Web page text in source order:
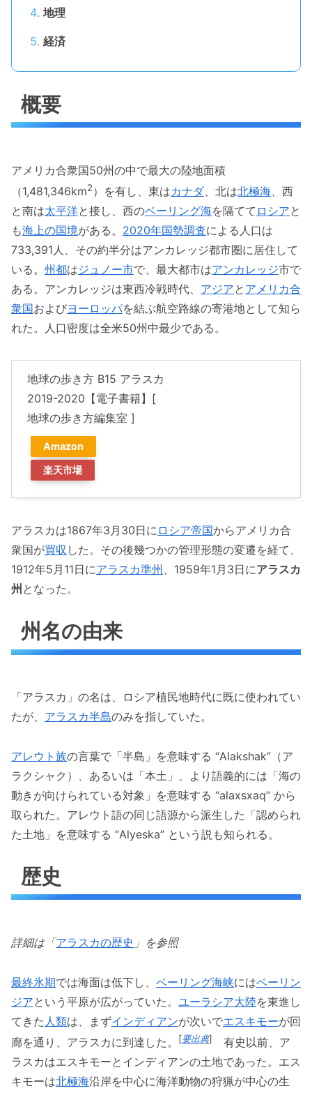
地理
経済
概要
アメリカ合衆国50州の中で最大の陸地面積
（1,481,346km2）を有し、東はカナダ、北は北極海、西
と南は太平洋と接し、西のベーリング海を隔てて ロシアと
も海上の国境がある。 2020年国勢調査による人口は
733,391人、その約半分はアンカレッジ都市圏に居住して
いる。 州都はジュノー市で、最大都市はアンカレッジ市で
ある。アンカレッジは東西冷戦時代、 アジアと アメリカ合
衆国およびヨーロッパを結ぶ航空路線の寄港地として知ら
れた。人口密度は全米50州中最少である。
地球の歩き方 B15 アラスカ
2019-2020【電子書籍】[
地球の歩き方編集室 ]
Amazon
楽天市場
アラスカは1867年3月30日に ロシア帝国からアメリカ合
衆国が買収 した。その後幾つかの管理形態の変遷を経て、
1912年5月11日にアラスカ準州 、1959年1月3日にアラスカ
州 となった。
州名の由来
「アラスカ」の名は、ロシア植民地時代に既に使われてい
たが、 アラスカ半島のみを指していた。
アレウト族の言葉で「半島」を意味する “Alakshak”（ア
ラクシャク）、あるいは「本土」、より語義的には「海の
動きが向けられている対象」を意味する “alaxsxaq” から
取られた。アレウト語の同じ語源から派生した「認められ
た土地」を意味する “Alyeska” という説も知られる。
歴史
詳細は「アラスカの歴史 」を参照
最終氷期では海面は低下し、 ベーリング海峡にはベーリン
ジアという平原が広がっていた。 ユーラシア大陸を東進し
てきた 人類は、まずインディアンが次いでエスキモーが回
廊を通り、アラスカに到達した。
[要出典]
有史以前、ア
ラスカはエスキモーとインディアンの土地であった。エス
キモーは北極海沿岸を中心に海洋動物の狩猟が中心の生